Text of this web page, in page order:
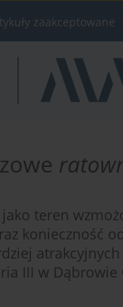
zaakceptowane
teren
konieczność
III w Dąbrowie